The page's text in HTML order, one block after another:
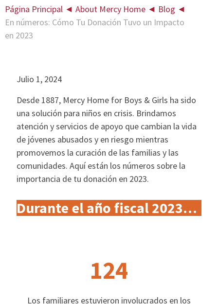
Página Principal ◄ About Mercy Home ◄ Blog ◄
En números: Cómo Tu Donación Tuvo un Impacto
en 2023
Julio 1, 2024
Desde 1887, Mercy Home for Boys & Girls ha sido
una solución para niños en crisis. Brindamos
atención y servicios de apoyo que cambian la vida
de jóvenes abusados y en riesgo mientras
promovemos la curación de las familias y las
comunidades. Aquí están los números sobre la
importancia de tu donación en 2023.
Durante el año fiscal 2023…
124
Los familiares estuvieron involucrados en los